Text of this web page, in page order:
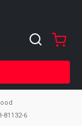
6